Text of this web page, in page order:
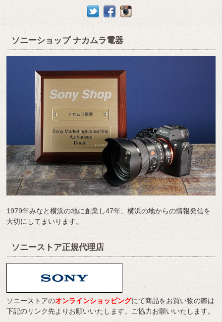
ソニーショップ ナカムラ電器
1979年みなと横浜の地に創業し47年、横浜の地からの情報発信を
大切にしてまいります。
ソニーストア正規代理店
ソニーストアのオンラインショッピングにて商品をお買い物の際は
下記のリンク先よりお願いいたします。ご協力お願いいたします。